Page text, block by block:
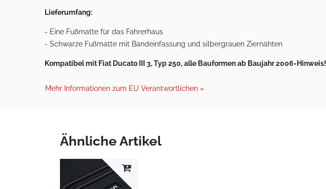
Lieferumfang:
- Eine Fußmatte für das Fahrerhaus
- Schwarze Fußmatte mit Bandeinfassung und silbergrauen Ziernähten
Kompatibel mit Fiat Ducato III 3, Typ 250, alle Bauformen ab Baujahr 2006-Hinweis!
Mehr Informationen zum EU Verantwortlichen »
Ähnliche Artikel